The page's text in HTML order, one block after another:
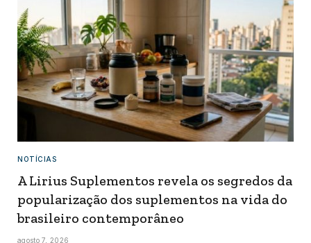
NOTÍCIAS
A Lirius Suplementos revela os segredos da
popularização dos suplementos na vida do
brasileiro contemporâneo
agosto 7, 2026